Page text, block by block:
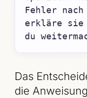
Fehler
erkläre sie
du
Das
die